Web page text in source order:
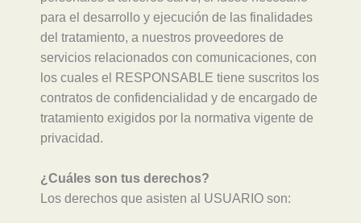
para el desarrollo y ejecución de las finalidades
del tratamiento, a nuestros proveedores de
servicios relacionados con comunicaciones, con
los cuales el RESPONSABLE tiene suscritos los
contratos de confidencialidad y de encargado de
tratamiento exigidos por la normativa vigente de
privacidad.
¿Cuáles son tus derechos?
Los derechos que asisten al USUARIO son: